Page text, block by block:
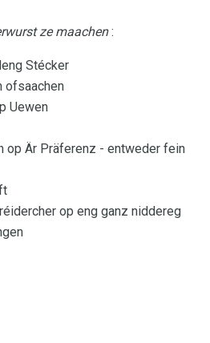
ze maachen:
Stécker
ofsaachen
Uewen
op Är Präferenz - entweder fein
op eng ganz niddereg